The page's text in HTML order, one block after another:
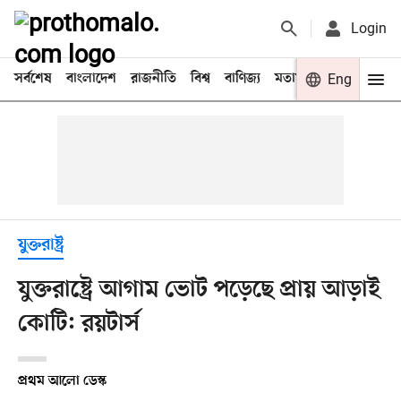
Login
সর্বশেষ বাংলাদেশ রাজনীতি বিশ্ব বাণিজ্য মতামত খেলা
Eng
যুক্তরাষ্ট্র
যুক্তরাষ্ট্রে আগাম ভোট পড়েছে প্রায় আড়াই
কোটি: রয়টার্স
প্রথম আলো ডেস্ক